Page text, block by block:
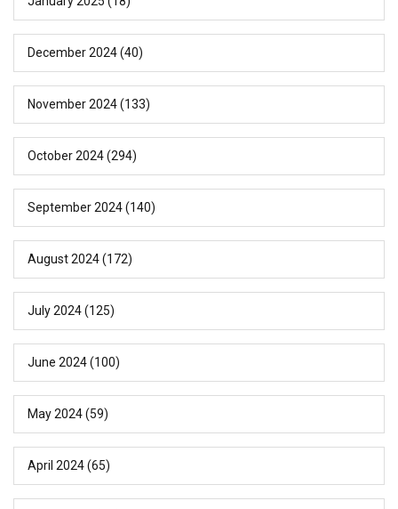
December 2024(40)
November 2024(133)
October 2024(294)
September 2024(140)
August 2024(172)
July 2024(125)
June 2024(100)
May 2024(59)
April 2024(65)